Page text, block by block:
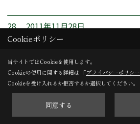
28. 2011年11月28日
Cookieポリシー
当サイトではCookieを使用します。
Cookieの使用に関する詳細は 「プライバシーポリシー
Cookieを受け入れるか拒否するか選択してください。
同意する